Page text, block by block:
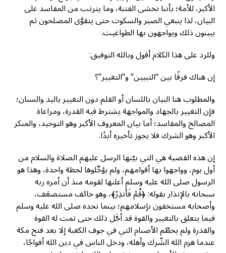
الأكبر، للأمة؛ بأننا نخشى الفتنة، وما يترتب من المفاسد على
البيان، لذا ينبغي الصبر والسكوت حتى يتقوَّى المصلحون ثم
يبينون ذلك ويواجهون بها الطواغيت.
وللرد على هذا الكلام أقول وبالله التوفيق:
إن هناك فرقًا بين “التبيين” و”التغيير”؟
والمطلوب هنا البيان باللسان أو القلم دون التغيير باليد والسنان؛
فإن التغيير بالجهاد والمواجهة يشترط فيه القدرة، ومراعاة
المصالح والمفاسد؛ أما بيان المعروف الأكبر وهو التوحيد، والمنكر
الأكبر وهو الشرك فلا يجوز تأخيره أبدًا.
إن هذه القضية هي التي بيّنها الرسل عليهم الصلاة والسلام من
أول يوم، وواجهوا بها أقوامهم، ولم يؤجِّلوها لحظة واحدة، وهذا هو
الرسول صلى الله عليه وسلم أعلنها لقومه منذ أن أمره ربه
سبحانه بالإنذار بقوله: ﴿قُمْ فَأَنذِرْ﴾، وهو خائف مستضعَف،
وأصحابه مستخفون بإسلامهم؛ بينما نجده صلى الله عليه وسلم
فيما يتعلق بالتغيير والقوة قد أجَّل ذلك حتى تمت له القوة
والقدرة ولم يحطّم الأصنام التي في جوف الكعبة إلا بعد فتح مكة
عندما هزم الله الشّرك وأهله، ودخل الناس في دين الله أفواجًا،